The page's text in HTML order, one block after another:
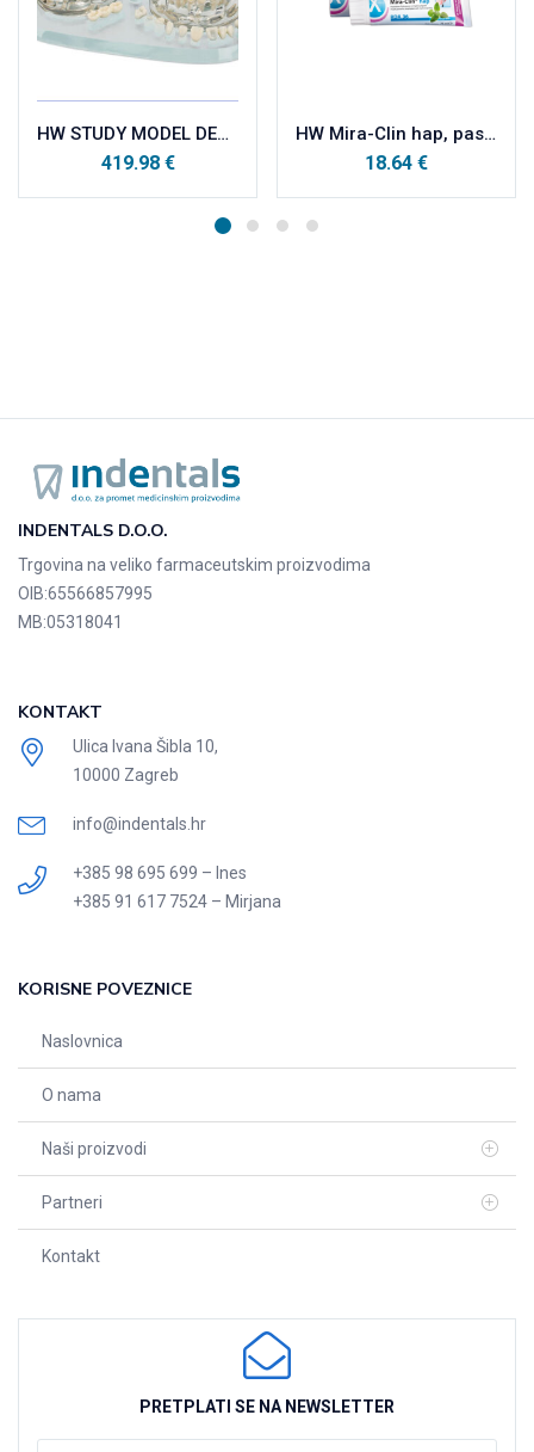
HW STUDY MODEL DEMO IMPLANT C+B
419.98 €
HW Mira-Clin hap, pasta za poliranje sa hidroksiapatitom 75ml
18.64 €
INDENTALS D.O.O.
Trgovina na veliko farmaceutskim proizvodima
OIB:65566857995
MB:05318041
KONTAKT
Ulica Ivana Šibla 10,
10000 Zagreb
info@indentals.hr
+385 98 695 699 – Ines
+385 91 617 7524 – Mirjana
KORISNE POVEZNICE
Naslovnica
O nama
Naši proizvodi
Partneri
Kontakt
PRETPLATI SE NA NEWSLETTER